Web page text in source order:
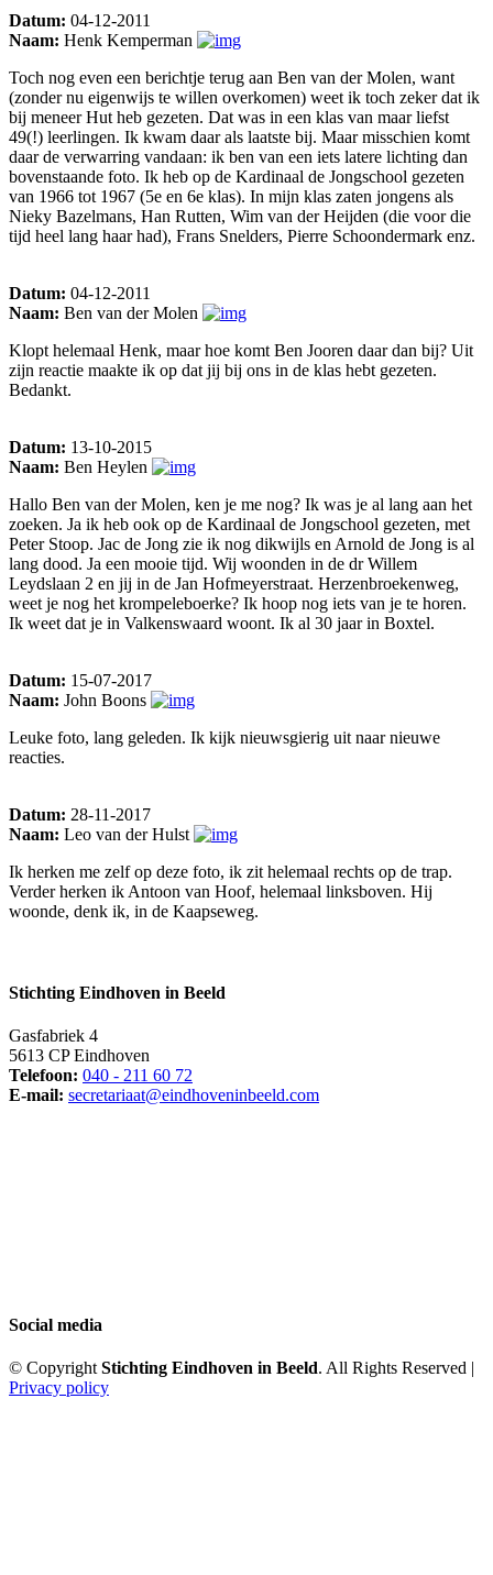
Datum: 04-12-2011
Naam: Henk Kemperman
Toch nog even een berichtje terug aan Ben van der Molen, want
(zonder nu eigenwijs te willen overkomen) weet ik toch zeker dat ik
bij meneer Hut heb gezeten. Dat was in een klas van maar liefst
49(!) leerlingen. Ik kwam daar als laatste bij. Maar misschien komt
daar de verwarring vandaan: ik ben van een iets latere lichting dan
bovenstaande foto. Ik heb op de Kardinaal de Jongschool gezeten
van 1966 tot 1967 (5e en 6e klas). In mijn klas zaten jongens als
Nieky Bazelmans, Han Rutten, Wim van der Heijden (die voor die
tijd heel lang haar had), Frans Snelders, Pierre Schoondermark enz.
Datum: 04-12-2011
Naam: Ben van der Molen
Klopt helemaal Henk, maar hoe komt Ben Jooren daar dan bij? Uit
zijn reactie maakte ik op dat jij bij ons in de klas hebt gezeten.
Bedankt.
Datum: 13-10-2015
Naam: Ben Heylen
Hallo Ben van der Molen, ken je me nog? Ik was je al lang aan het
zoeken. Ja ik heb ook op de Kardinaal de Jongschool gezeten, met
Peter Stoop. Jac de Jong zie ik nog dikwijls en Arnold de Jong is al
lang dood. Ja een mooie tijd. Wij woonden in de dr Willem
Leydslaan 2 en jij in de Jan Hofmeyerstraat. Herzenbroekenweg,
weet je nog het krompeleboerke? Ik hoop nog iets van je te horen.
Ik weet dat je in Valkenswaard woont. Ik al 30 jaar in Boxtel.
Datum: 15-07-2017
Naam: John Boons
Leuke foto, lang geleden. Ik kijk nieuwsgierig uit naar nieuwe
reacties.
Datum: 28-11-2017
Naam: Leo van der Hulst
Ik herken me zelf op deze foto, ik zit helemaal rechts op de trap.
Verder herken ik Antoon van Hoof, helemaal linksboven. Hij
woonde, denk ik, in de Kaapseweg.
Stichting Eindhoven in Beeld
Gasfabriek 4
5613 CP Eindhoven
Telefoon: 040 - 211 60 72
E-mail: secretariaat@eindhoveninbeeld.com
Social media
© CopyrightStichting Eindhoven in Beeld. All Rights Reserved |
Privacy policy